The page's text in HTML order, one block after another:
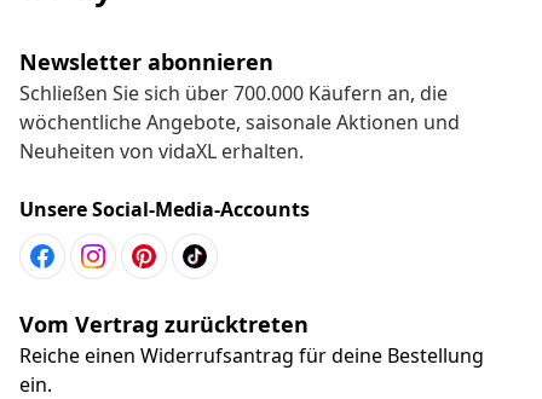
Newsletter abonnieren
Schließen Sie sich über 700.000 Käufern an, die
wöchentliche Angebote, saisonale Aktionen und
Neuheiten von vidaXL erhalten.
Unsere Social-Media-Accounts
Vom Vertrag zurücktreten
Reiche einen Widerrufsantrag für deine Bestellung
ein.